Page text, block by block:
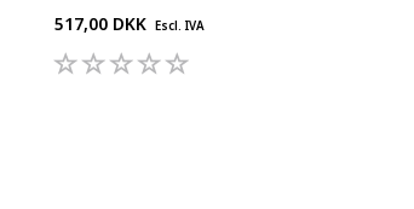
517,00 DKK
Escl. IVA